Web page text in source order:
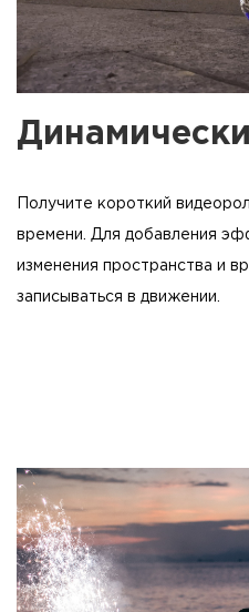
Получите короткий
времени. Для добавления
изменения пространства и
записываться в движении.